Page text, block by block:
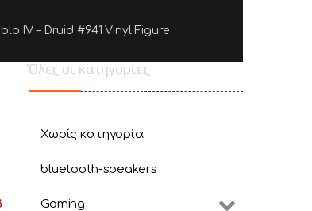
IV – Druid #941 Vinyl Figure
Όλες οι κατηγορίες
Χωρίς κατηγορία
bluetooth-speakers
Gaming